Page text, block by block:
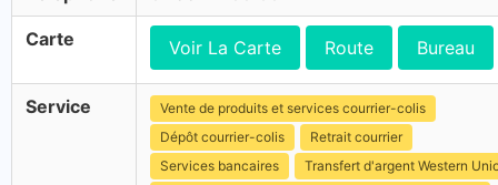
Carte Voir La Carte Route Bureau
Service
Vente de produits et services courrier-colis
Dépôt courrier-colis
Retrait courrier
Services bancaires
Transfert d'argent Western